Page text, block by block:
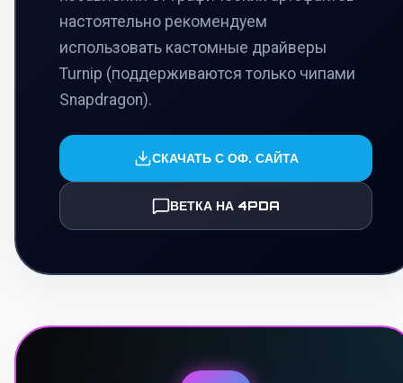
настоятельно рекомендуем
использовать кастомные драйверы
Turnip (поддерживаются только чипами
Snapdragon).
СКАЧАТЬ С ОФ. САЙТА
ВЕТКА НА 4PDA